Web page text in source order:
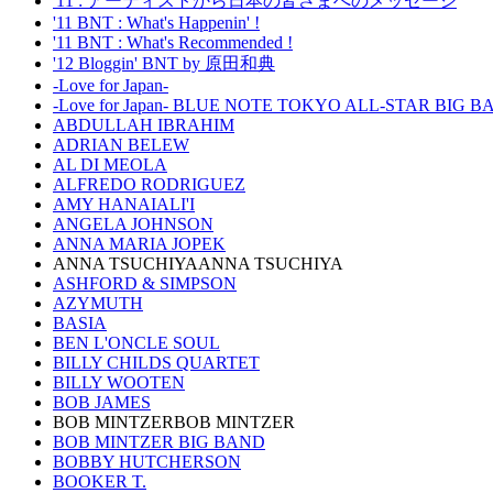
'11 BNT : What's Happenin' !
'11 BNT : What's Recommended !
'12 Bloggin' BNT by 原田和典
-Love for Japan-
-Love for Japan- BLUE NOTE TOKYO ALL-STAR BIG
ABDULLAH IBRAHIM
ADRIAN BELEW
AL DI MEOLA
ALFREDO RODRIGUEZ
AMY HANAIALI'I
ANGELA JOHNSON
ANNA MARIA JOPEK
ANNA TSUCHIYAANNA TSUCHIYA
ASHFORD & SIMPSON
AZYMUTH
BASIA
BEN L'ONCLE SOUL
BILLY CHILDS QUARTET
BILLY WOOTEN
BOB JAMES
BOB MINTZERBOB MINTZER
BOB MINTZER BIG BAND
BOBBY HUTCHERSON
BOOKER T.